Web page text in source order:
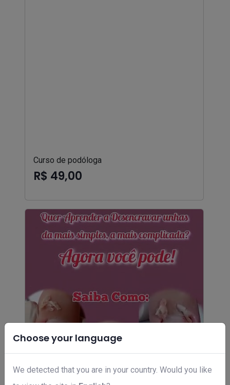
Choose your language
We detected that you are in your country. Would you like
Curso de podóloga
R$ 49,00